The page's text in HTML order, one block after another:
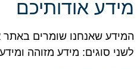
מידע אודותיכם
המידע שאנחנו שומרים
לשני סוגים: מידע מזוהה